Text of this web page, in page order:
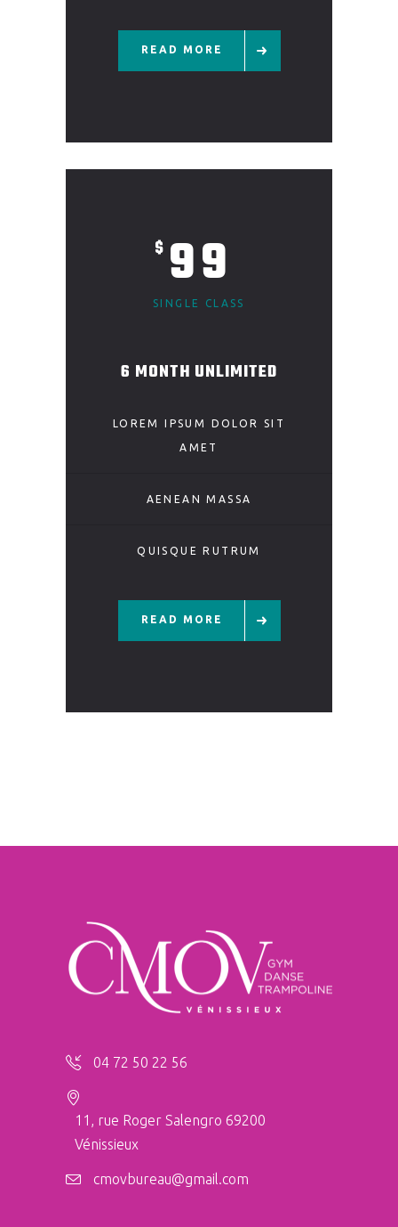
READ MORE
$ 99
SINGLE CLASS
6 MONTH UNLIMITED
LOREM IPSUM DOLOR SIT
AMET
AENEAN MASSA
QUISQUE RUTRUM
READ MORE
04 72 50 22 56
11, rue Roger Salengro 69200
Vénissieux
cmovbureau@gmail.com